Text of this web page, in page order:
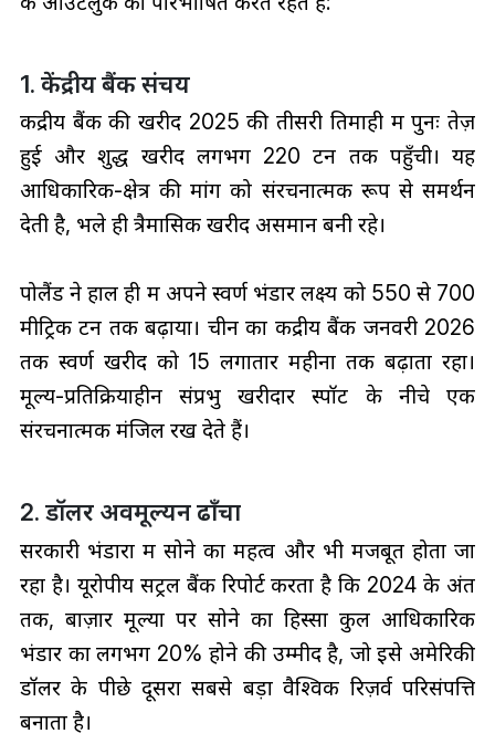
1. केंद्रीय बैंक संचय
केंद्रीय बैंक की खरीद 2025 की तीसरी तिमाही में पुनः तेज़
हुई और शुद्ध खरीद लगभग 220 टन तक पहुँची। यह
आधिकारिक-क्षेत्र की मांग को संरचनात्मक रूप से समर्थन
देती है, भले ही त्रैमासिक खरीद असमान बनी रहे।
पोलैंड ने हाल ही में अपने स्वर्ण भंडार लक्ष्य को 550 से 700
मीट्रिक टन तक बढ़ाया। चीन का केंद्रीय बैंक जनवरी 2026
तक स्वर्ण खरीद को 15 लगातार महीनों तक बढ़ाता रहा।
मूल्य-प्रतिक्रियाहीन संप्रभु खरीदार स्पॉट के नीचे एक
संरचनात्मक मंजिल रख देते हैं।
2. डॉलर अवमूल्यन ढाँचा
सरकारी भंडारों में सोने का महत्व और भी मजबूत होता जा
रहा है। यूरोपीय सेंट्रल बैंक रिपोर्ट करता है कि 2024 के अंत
तक, बाज़ार मूल्यों पर सोने का हिस्सा कुल आधिकारिक
भंडार का लगभग 20% होने की उम्मीद है, जो इसे अमेरिकी
डॉलर के पीछे दूसरा सबसे बड़ा वैश्विक रिज़र्व परिसंपत्ति
बनाता है।